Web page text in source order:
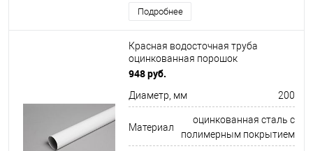
Подробнее
Красная водосточная труба
оцинкованная порошок
ф200х1250мм RAL 3022
948 руб.
Диаметр, мм 200
Материал
оцинкованная сталь с
полимерным покрытием